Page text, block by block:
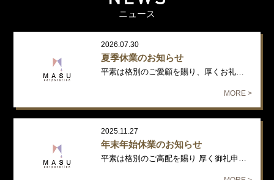
ニュース
2026.07.30
夏季休業のお知らせ
MORE >
2025.11.27
年末年始休業のお知らせ